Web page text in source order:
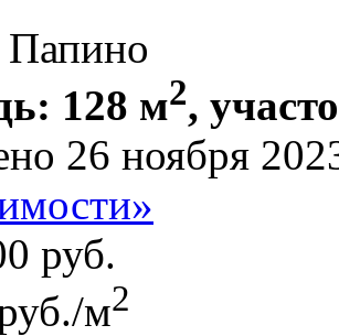
Папино
128 м2,
26 ноября
руб.
м2